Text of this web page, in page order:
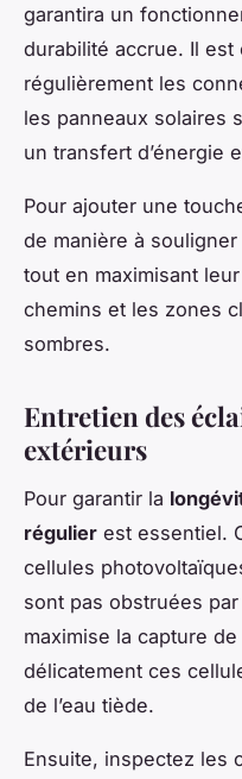
garantira un
durabilité accrue. Il
régulièrement les
les panneaux solaires
un transfert d’énergie
Pour ajouter une
de manière à
tout en maximisant
chemins et les zones
sombres.
Entretien des
extérieurs
Pour garantir la
régulier est essentiel.
cellules
sont pas obstruées
maximise la capture
délicatement ces
de l’eau tiède.
Ensuite, inspectez les